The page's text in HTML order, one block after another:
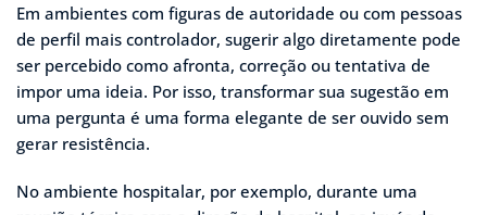
Em ambientes com figuras de autoridade ou com pessoas
de perfil mais controlador, sugerir algo diretamente pode
ser percebido como afronta, correção ou tentativa de
impor uma ideia. Por isso, transformar sua sugestão em
uma pergunta é uma forma elegante de ser ouvido sem
gerar resistência.
No ambiente hospitalar, por exemplo, durante uma